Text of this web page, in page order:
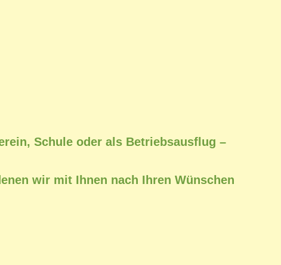
Schule oder als Betriebsausflug –
wir mit Ihnen nach Ihren Wünschen